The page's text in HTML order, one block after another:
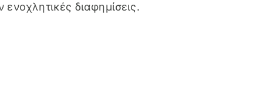
ενοχλητικές διαφημίσεις.